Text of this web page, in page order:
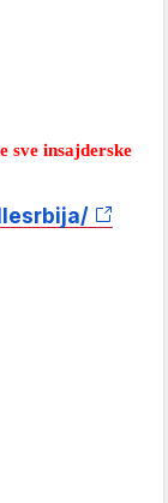
sve insajderske